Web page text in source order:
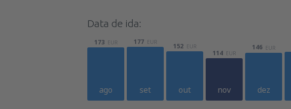
Data de ida:
ago
173 EUR
set
177 EUR
out
152 EUR
nov
114 EUR
dez
146 EUR